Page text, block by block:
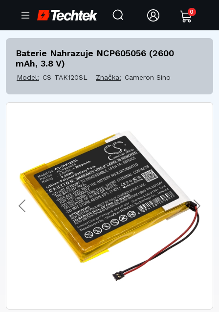
0
Baterie Nahrazuje NCP605056 (2600
mAh, 3.8 V)
Model: CS-TAK120SL Značka: Cameron Sino